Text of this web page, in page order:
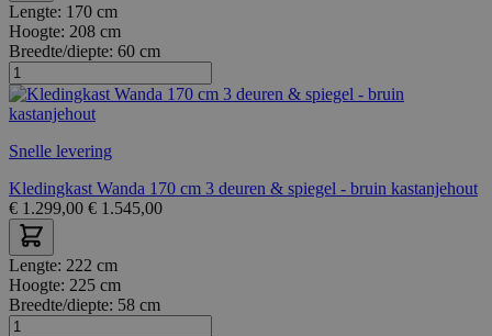
Lengte: 170 cm
Hoogte: 208 cm
Breedte/diepte: 60 cm
Snelle levering
Kledingkast Wanda 170 cm 3 deuren & spiegel - bruin kastanjehout
€ 1.299,00 € 1.545,00
Lengte: 222 cm
Hoogte: 225 cm
Breedte/diepte: 58 cm